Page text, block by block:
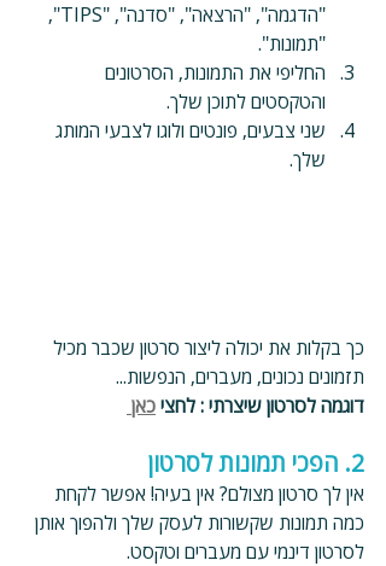
"הדגמה", "הרצאה", "סדנה", "TIPS",
"תמונות".
החליפי את התמונות, הסרטונים
והטקסטים לתוכן שלך.
שני צבעים, פונטים ולוגו לצבעי המותג
שלך.
כך בקלות את יכולה ליצור סרטון שכבר מכיל
תזמונים נכונים, מעברים, הנפשות...
דוגמה לסרטון שיצרתי : לחצי כאן
2. הפכי תמונות לסרטון
אין לך סרטון מצולם? אין בעיה! אפשר לקחת
כמה תמונות שקשורות לעסק שלך ולהפוך אותן
לסרטון דינמי עם מעברים וטקסט.